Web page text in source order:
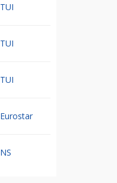
TUI
TUI
TUI
Eurostar
NS